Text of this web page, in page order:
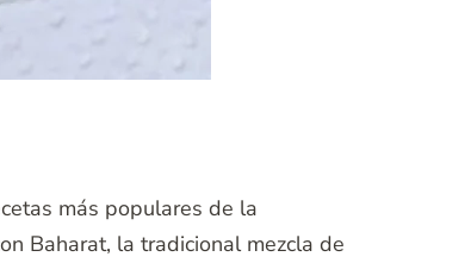
más populares de la
Baharat, la tradicional mezcla de